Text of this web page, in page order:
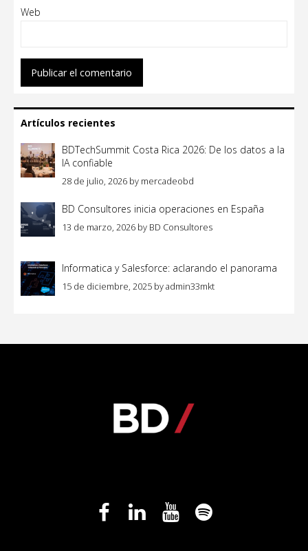
Web
Artículos recientes
BDTechSummit Costa Rica 2026: De los datos a la
IA confiable
28 de julio, 2026 by mercadeobd
BD Consultores inicia operaciones en España
13 de marzo, 2026 by BD Consultores
Informatica y Salesforce: aclarando el panorama
15 de diciembre, 2025 byadmin33mkt